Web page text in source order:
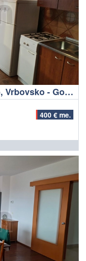
Appartamento, 58 m2, Affitto, Vrbovsko - Gomirje
400 € me.